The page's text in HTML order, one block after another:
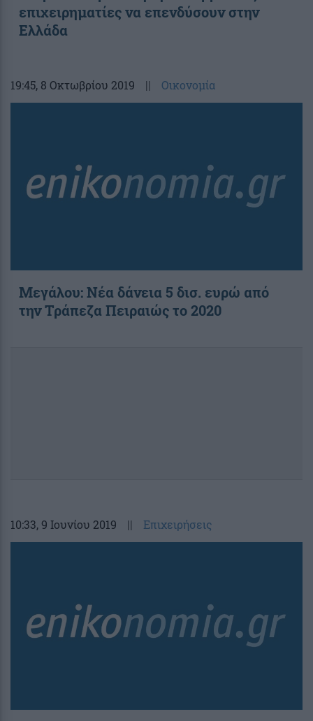
επιχειρηματίες να επενδύσουν στην
Ελλάδα
19:45, 8 Οκτωβρίου 2019 || Οικονομία
Μεγάλου: Νέα δάνεια 5 δισ. ευρώ από
την Τράπεζα Πειραιώς το 2020
10:33, 9 Ιουνίου 2019 || Επιχειρήσεις